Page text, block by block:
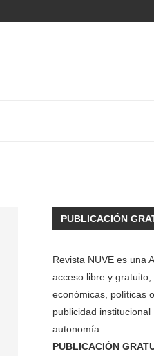
PUBLICACIÓN
Revista NUVE es una
acceso libre y gratuito,
económicas, políticas
publicidad
autonomía.
PUBLICACIÓN